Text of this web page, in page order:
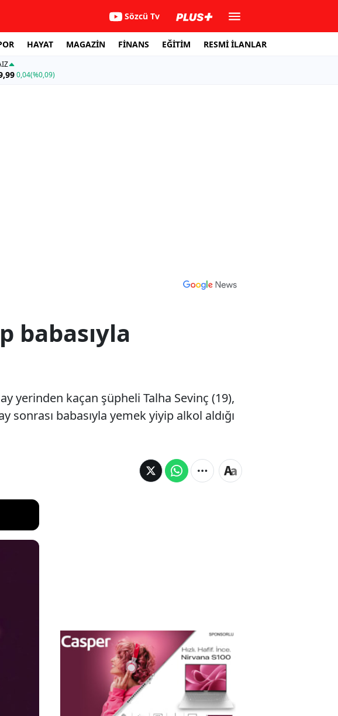
Sözcü Tv
HAYAT MAGAZİN FİNANS EĞİTİM RESMİ İLANLAR
0,04(%0,09)
babasıyla
yerinden kaçan şüpheli Talha Sevinç (19),
babasıyla yemek yiyip alkol aldığı